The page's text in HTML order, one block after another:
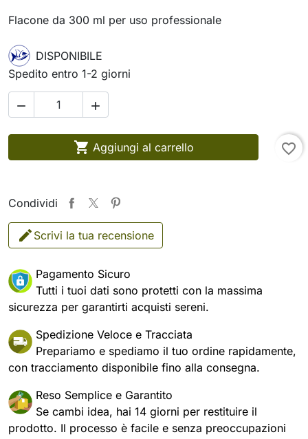
Flacone da 300 ml per uso professionale
DISPONIBILE
Spedito entro 1-2 giorni
 
 Aggiungi al carrello favorite_border
Condividi
Scrivi la tua recensione
Pagamento Sicuro
Tutti i tuoi dati sono protetti con la massima
sicurezza per garantirti acquisti sereni.
Spedizione Veloce e Tracciata
Prepariamo e spediamo il tuo ordine rapidamente,
con tracciamento disponibile fino alla consegna.
Reso Semplice e Garantito
Se cambi idea, hai 14 giorni per restituire il
prodotto. Il processo è facile e senza preoccupazioni